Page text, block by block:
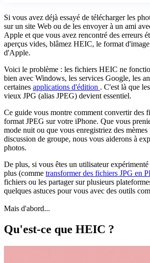
Si vous avez déjà essayé de télécharger les
sur un site Web ou de les envoyer à un ami
Apple et que vous avez rencontré des erreurs
aperçus vides, blâmez HEIC, le format
d'Apple.
Voici le problème : les fichiers HEIC ne
bien avec Windows, les services Google, les
certaines applications d'édition . C'est là que
vieux JPG (alias JPEG) devient essentiel.
Ce guide vous montre comment convertir des
format JPEG sur votre iPhone. Que vous
mode nuit ou que vous enregistriez des
discussion de groupe, nous vous aiderons à
photos.
De plus, si vous êtes un utilisateur
plus (comme transformer des fichiers JPG en
fichiers ou les partager sur plusieurs
quelques astuces pour vous avec des outils
Mais d'abord...
Qu'est-ce que HEIC ?